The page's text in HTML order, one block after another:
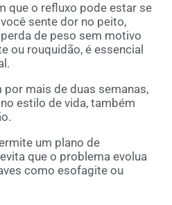
que o refluxo pode estar se
sente dor no peito,
de peso sem motivo
ou rouquidão, é essencial
mais de duas semanas,
estilo de vida, também
um plano de
que o problema evolua
como esofagite ou